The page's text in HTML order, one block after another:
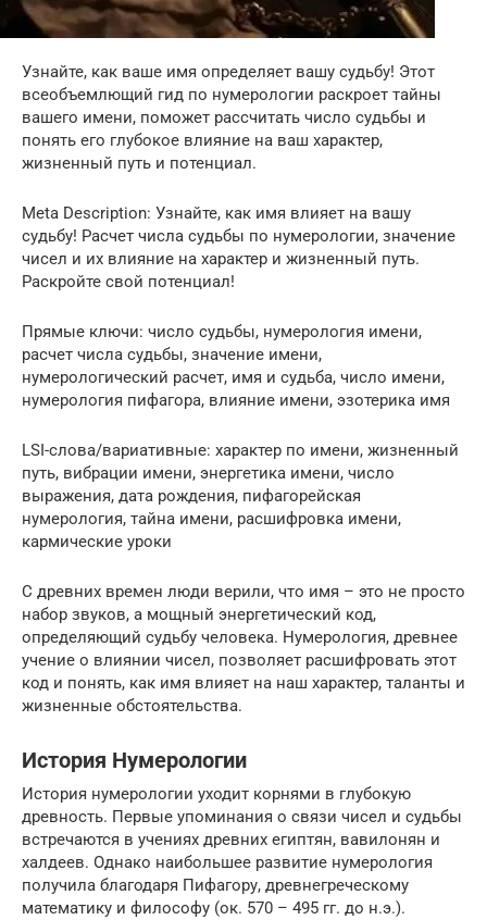
Узнайте, как ваше имя определяет вашу судьбу! Этот
всеобъемлющий гид по нумерологии раскроет тайны
вашего имени, поможет рассчитать число судьбы и
понять его глубокое влияние на ваш характер,
жизненный путь и потенциал.
Meta Description: Узнайте, как имя влияет на вашу
судьбу! Расчет числа судьбы по нумерологии, значение
чисел и их влияние на характер и жизненный путь.
Раскройте свой потенциал!
Прямые ключи: число судьбы, нумерология имени,
расчет числа судьбы, значение имени,
нумерологический расчет, имя и судьба, число имени,
нумерология пифагора, влияние имени, эзотерика имя
LSI-слова/вариативные: характер по имени, жизненный
путь, вибрации имени, энергетика имени, число
выражения, дата рождения, пифагорейская
нумерология, тайна имени, расшифровка имени,
кармические уроки
С древних времен люди верили, что имя – это не просто
набор звуков, а мощный энергетический код,
определяющий судьбу человека. Нумерология, древнее
учение о влиянии чисел, позволяет расшифровать этот
код и понять, как имя влияет на наш характер, таланты и
жизненные обстоятельства.
История Нумерологии
История нумерологии уходит корнями в глубокую
древность. Первые упоминания о связи чисел и судьбы
встречаются в учениях древних египтян, вавилонян и
халдеев. Однако наибольшее развитие нумерология
получила благодаря Пифагору, древнегреческому
математику и философу (ок. 570 – 495 гг. до н.э.).